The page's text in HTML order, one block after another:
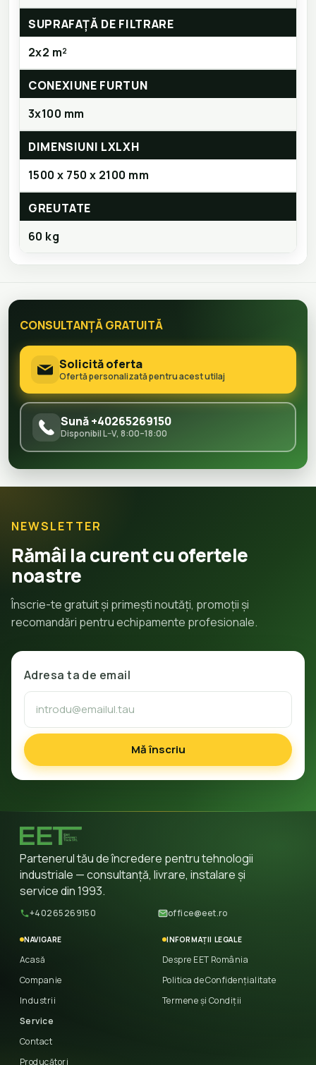
SUPRAFAȚĂ DE FILTRARE
2x2 m²
CONEXIUNE FURTUN
3x100 mm
DIMENSIUNI LXLXH
1500 x 750 x 2100 mm
GREUTATE
60 kg
CONSULTANȚĂ GRATUITĂ
Solicită oferta
Ofertă personalizată pentru acest utilaj
Sună +40265269150
Disponibil L–V, 8:00–18:00
NEWSLETTER
Rămâi la curent cu ofertele
noastre
Înscrie-te gratuit și primești noutăți, promoții și
recomandări pentru echipamente profesionale.
Adresa ta de email
Mă înscriu
Partenerul tău de încredere pentru tehnologii
industriale — consultanță, livrare, instalare și
service din 1993.
+40265269150 office@eet.ro
NAVIGARE
Acasă
Companie
Industrii
Service
Contact
Producători
INFORMAȚII LEGALE
Despre EET România
Politica de Confidențialitate
Termene și Condiții